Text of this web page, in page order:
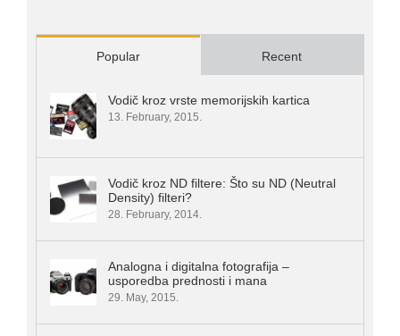
Popular Recent
Vodič kroz vrste memorijskih kartica
13. February, 2015.
Vodič kroz ND filtere: Što su ND (Neutral
Density) filteri?
28. February, 2014.
Analogna i digitalna fotografija –
usporedba prednosti i mana
29. May, 2015.